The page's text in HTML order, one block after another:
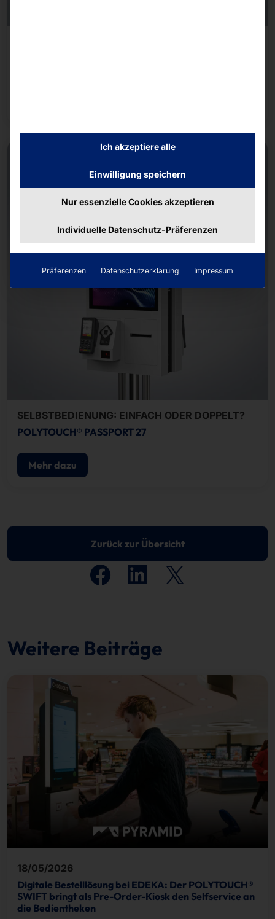
SELBSTBEDIENUNG: EINFACH ODER DOPPELT?
POLYTOUCH® PASSPORT 27
Mehr dazu
Zurück zur Übersicht
Weitere Beiträge
18/05/2026
Digitale Bestelllösung bei EDEKA: Der POLYTOUCH®
SWIFT bringt als Pre-Order-Kiosk den Selfservice an
die Bedientheken
Ich akzeptiere alle
Einwilligung speichern
Nur essenzielle Cookies akzeptieren
Individuelle Datenschutz-Präferenzen
Präferenzen Datenschutzerklärung Impressum